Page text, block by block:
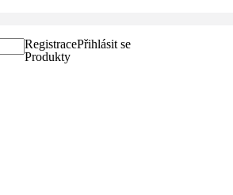
RegistracePřihlásit se
Produkty